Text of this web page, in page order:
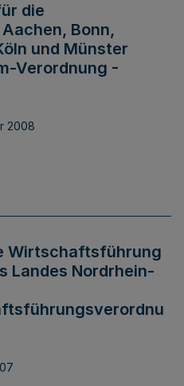
die
Bonn,
und Münster
Verordnung -
2008
Wirtschaftsführung
Landes Nordrhein-